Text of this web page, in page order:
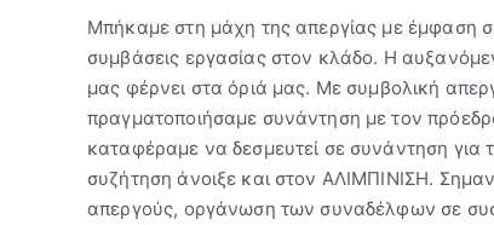
Μπήκαμε στη μάχη της απεργίας με έμφαση
συμβάσεις εργασίας στον κλάδο. Η
μας φέρνει στα όριά μας. Με συμβολική
πραγματοποιήσαμε συνάντηση με τον
καταφέραμε να δεσμευτεί σε συνάντηση για
συζήτηση άνοιξε και στον ΑΛΙΜΠΙΝΙΣΗ.
απεργούς, οργάνωση των συναδέλφων σε